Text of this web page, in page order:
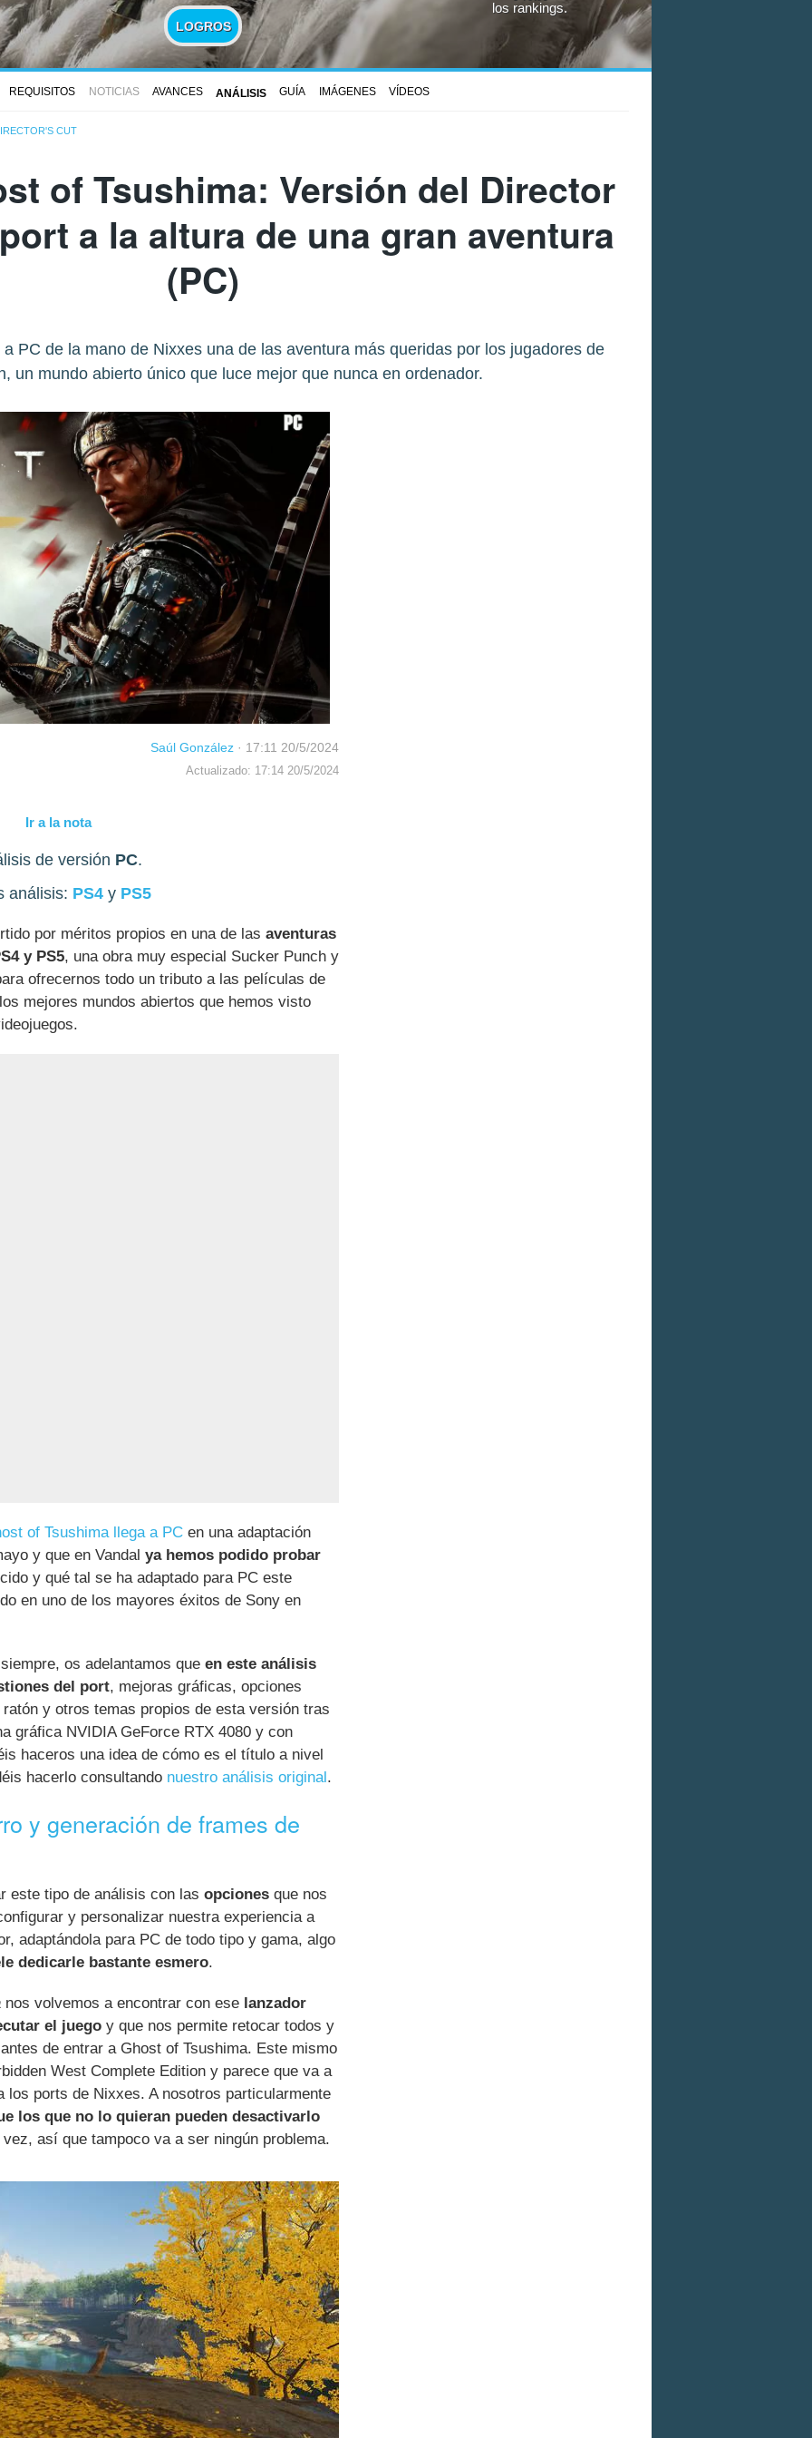
LOGROS
los rankings.
REQUISITOS NOTICIAS AVANCES ANÁLISIS GUÍA IMÁGENES VÍDEOS
CUT
of Tsushima: Versión del Director
a la altura de una gran aventura
(PC)
PC de la mano de Nixxes una de las aventura más queridas por los jugadores de
un mundo abierto único que luce mejor que nunca en ordenador.
Saúl González · 17:11 20/5/2024
Actualizado: 17:14 20/5/2024
Ir a la nota
de versión PC.
análisis: PS4 y PS5
por méritos propios en una de las aventuras
y PS5, una obra muy especial Sucker Punch y
ofrecernos todo un tributo a las películas de
mejores mundos abiertos que hemos visto
of Tsushima llega a PC en una adaptación
y que en Vandal ya hemos podido probar
y qué tal se ha adaptado para PC este
en uno de los mayores éxitos de Sony en
os adelantamos que en este análisis
del port, mejoras gráficas, opciones
y otros temas propios de esta versión tras
gráfica NVIDIA GeForce RTX 4080 y con
haceros una idea de cómo es el título a nivel
hacerlo consultando nuestro análisis original.
y generación de frames de
este tipo de análisis con las opciones que nos
y personalizar nuestra experiencia a
adaptándola para PC de todo tipo y gama, algo
dedicarle bastante esmero.
nos volvemos a encontrar con ese lanzador
el juego y que nos permite retocar todos y
de entrar a Ghost of Tsushima. Este mismo
West Complete Edition y parece que va a
los ports de Nixxes. A nosotros particularmente
los que no lo quieran pueden desactivarlo
así que tampoco va a ser ningún problema.